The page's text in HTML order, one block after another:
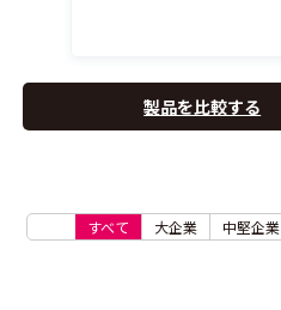
製品を比較する
すべて 大企業 中堅企業